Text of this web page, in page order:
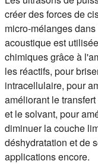
créer des forces de
micro-mélanges
acoustique est
chimiques grâce à
les réactifs, pour
intracellulaire, pour
améliorant le
et le solvant, pour
diminuer la couche
déshydratation et de
applications encore.